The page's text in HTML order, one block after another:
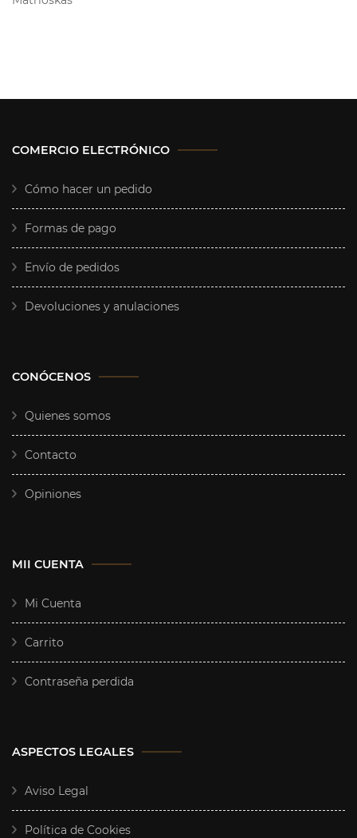
COMERCIO ELECTRÓNICO
Cómo hacer un pedido
Formas de pago
Envío de pedidos
Devoluciones y anulaciones
CONÓCENOS
Quienes somos
Contacto
Opiniones
MII CUENTA
Mi Cuenta
Carrito
Contraseña perdida
ASPECTOS LEGALES
Aviso Legal
Política de Cookies